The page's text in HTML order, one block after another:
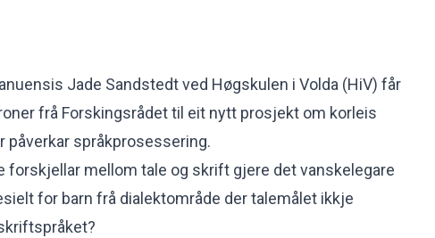
Jade Sandstedt ved Høgskulen i Volda (HiV) får
frå Forskingsrådet til eit nytt prosjekt om korleis
påverkar språkprosessering.
forskjellar mellom tale og skrift gjere det vanskelegare
for barn frå dialektområde der talemålet ikkje